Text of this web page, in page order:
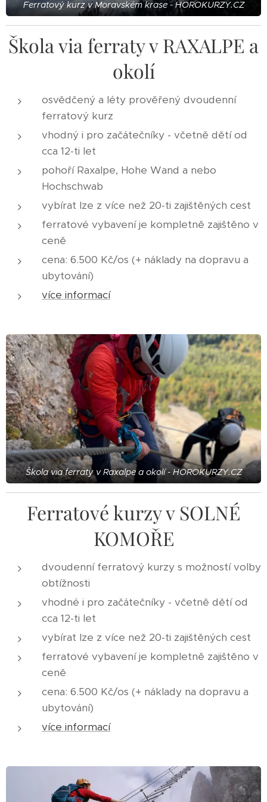
Ferratový kurz v Moravském krase - HOROKURZY.CZ
Škola via ferraty v RAXALPE a
okolí
osvědčený a léty prověřený dvoudenní
ferratový kurz
vhodný i pro začátečníky - včetně dětí od
cca 12-ti let
pohoří Raxalpe, Hohe Wand a nebo
Hochschwab
vybírat lze z více než 20-ti zajištěných cest
ferratové vybavení je kompletně zajištěno v
ceně
cena: 6.500 Kč/os (+ náklady na dopravu a
ubytování)
více informací
Škola via ferraty v Raxalpe a okolí - HOROKURZY.CZ
Ferratové kurzy v SOLNÉ
KOMOŘE
dvoudenní ferratový kurzy s možností volby
obtížnosti
vhodné i pro začátečníky - včetně dětí od
cca 12-ti let
vybírat lze z více než 20-ti zajištěných cest
ferratové vybavení je kompletně zajištěno v
ceně
cena: 6.500 Kč/os (+ náklady na dopravu a
ubytování)
více informací